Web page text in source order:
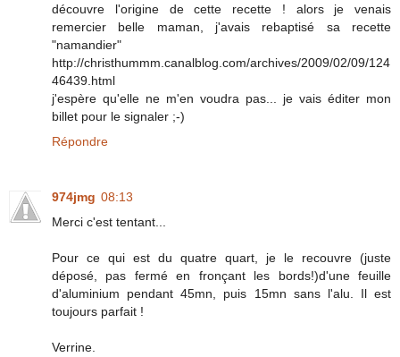
découvre l'origine de cette recette ! alors je venais
remercier belle maman, j'avais rebaptisé sa recette
"namandier"
http://christhummm.canalblog.com/archives/2009/02/09/124
46439.html
j'espère qu'elle ne m'en voudra pas... je vais éditer mon
billet pour le signaler ;-)
Répondre
974jmg 08:13
Merci c'est tentant...
Pour ce qui est du quatre quart, je le recouvre (juste
déposé, pas fermé en fronçant les bords!)d'une feuille
d'aluminium pendant 45mn, puis 15mn sans l'alu. Il est
toujours parfait !
Verrine.